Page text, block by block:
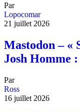
Par
Lopocomar
21 juillet 2026
Mastodon – «
Josh Homme
Par
Ross
16 juillet 2026